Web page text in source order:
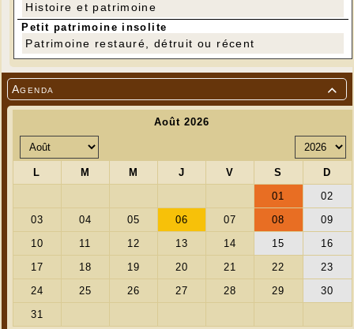

Agenda
Histoire et patrimoine
Petit patrimoine insolite
Patrimoine restauré, détruit ou récent